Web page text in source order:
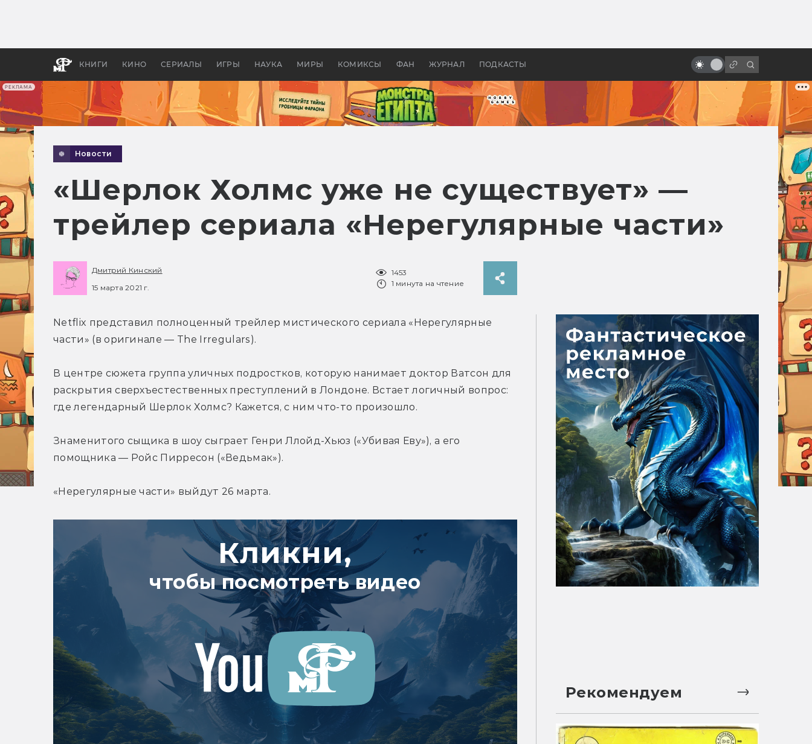
РЕКЛАМА
КНИГИ КИНО СЕРИАЛЫ ИГРЫ НАУКА МИРЫ КОМИКСЫ ФАН ЖУРНАЛ ПОДКАСТЫ
апокалипсис, в России —
бы «Властелина колец»
проклятые, народные и забытые
Новости
«Шерлок Холмс уже не существует» —
трейлер сериала «Нерегулярные части»
Дмитрий Кинский
15 марта 2021 г.
1453
1 минута на чтение
Netflix представил полноценный трейлер мистического сериала «Нерегулярные
части» (в оригинале — The Irregulars).
В центре сюжета группа уличных подростков, которую нанимает доктор Ватсон для
раскрытия сверхъестественных преступлений в Лондоне. Встает логичный вопрос:
где легендарный Шерлок Холмс? Кажется, с ним что-то произошло.
Знаменитого сыщика в шоу сыграет Генри Ллойд-Хьюз («Убивая Еву»), а его
помощника — Ройс Пирресон («Ведьмак»).
«Нерегулярные части» выйдут 26 марта.
Кликни,
чтобы посмотреть видео
Рекомендуем